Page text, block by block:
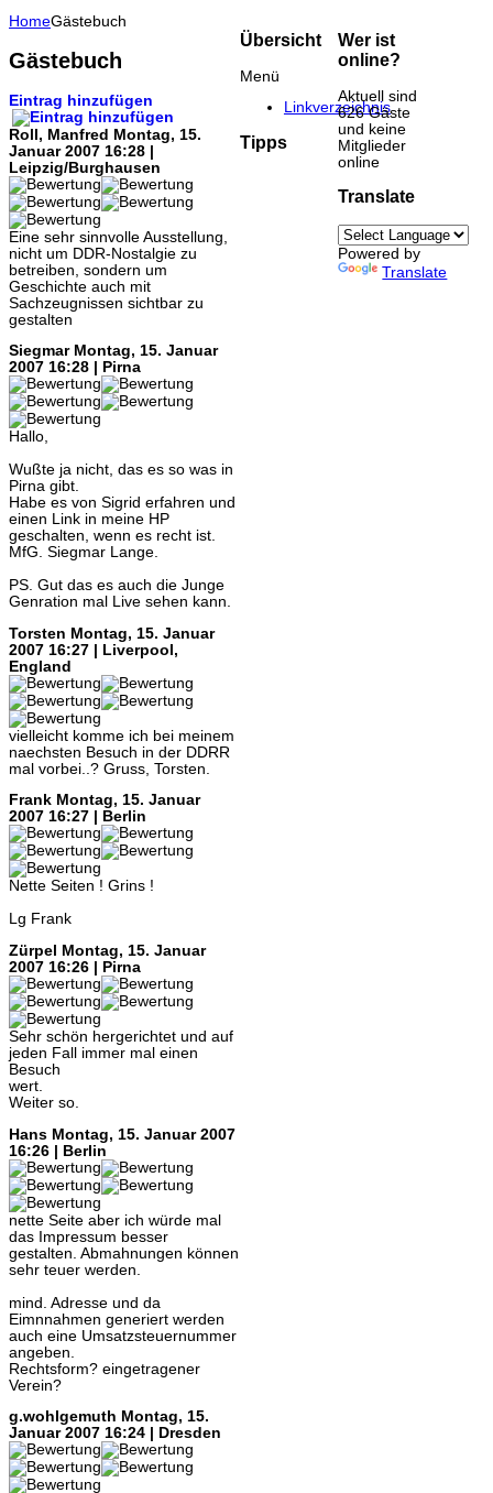
HomeGästebuch
Gästebuch
Eintrag hinzufügen
Roll, Manfred Montag, 15.
Januar 2007 16:28 |
Leipzig/Burghausen
Eine sehr sinnvolle Ausstellung,
nicht um DDR-Nostalgie zu
betreiben, sondern um
Geschichte auch mit
Sachzeugnissen sichtbar zu
gestalten
Siegmar Montag, 15. Januar
2007 16:28 | Pirna
Hallo,
Wußte ja nicht, das es so was in
Pirna gibt.
Habe es von Sigrid erfahren und
einen Link in meine HP
geschalten, wenn es recht ist.
MfG. Siegmar Lange.
PS. Gut das es auch die Junge
Genration mal Live sehen kann.
Torsten Montag, 15. Januar
2007 16:27 | Liverpool,
England
vielleicht komme ich bei meinem
naechsten Besuch in der DDRR
mal vorbei..? Gruss, Torsten.
Frank Montag, 15. Januar
2007 16:27 | Berlin
Nette Seiten ! Grins !
Lg Frank
Zürpel
Montag, 15. Januar
2007 16:26 | Pirna
Sehr schön hergerichtet und auf
jeden Fall immer mal einen
Besuch
wert.
Weiter so.
Hans Montag, 15. Januar 2007
16:26 | Berlin
nette Seite aber ich würde mal
das Impressum besser
gestalten. Abmahnungen können
sehr teuer werden.
mind. Adresse und da
Eimnnahmen generiert werden
auch eine Umsatzsteuernummer
angeben.
Rechtsform? eingetragener
Verein?
g.wohlgemuth Montag, 15.
Januar 2007 16:24 | Dresden
Übersicht
Menü
Linkverzeichnis
Tipps
Wer ist
online?
Aktuell sind
626 Gäste
und keine
Mitglieder
online
Translate
Powered by
Translate